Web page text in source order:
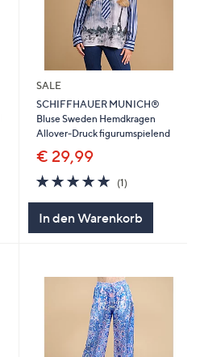
SALE
SCHIFFHAUER MUNICH®
Bluse Sweden Hemdkragen
Allover-Druck figurumspielend
€ 29,99
5.0
von
5
(1)
In den Warenkorb